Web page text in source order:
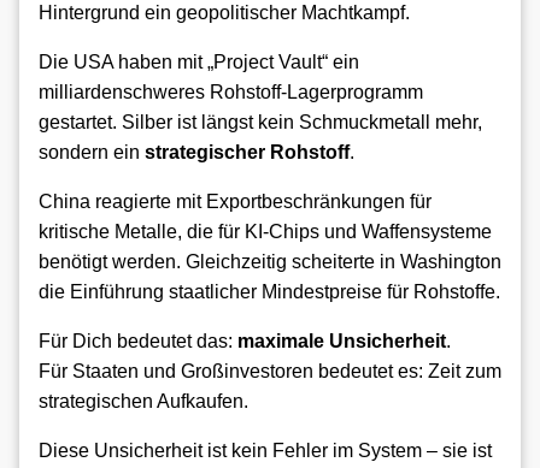
Hintergrund ein geopolitischer Machtkampf.
Die USA haben mit „Project Vault“ ein
milliardenschweres Rohstoff-Lagerprogramm
gestartet. Silber ist längst kein Schmuckmetall mehr,
sondern ein strategischer Rohstoff.
China reagierte mit Exportbeschränkungen für
kritische Metalle, die für KI-Chips und Waffensysteme
benötigt werden. Gleichzeitig scheiterte in Washington
die Einführung staatlicher Mindestpreise für Rohstoffe.
Für Dich bedeutet das: maximale Unsicherheit.
Für Staaten und Großinvestoren bedeutet es: Zeit zum
strategischen Aufkaufen.
Diese Unsicherheit ist kein Fehler im System – sie ist